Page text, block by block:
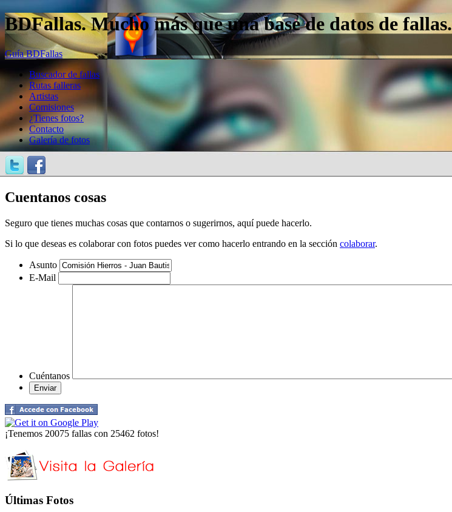
BDFallas. Mucho más que una base de datos de fallas.
Guía BDFallas
Buscador de fallas
Rutas falleras
Artistas
Comisiones
¿Tienes fotos?
Contacto
Galería de fotos
Cuentanos cosas
Seguro que tienes muchas cosas que contarnos o sugerirnos, aquí puede hacerlo.
Si lo que deseas es colaborar con fotos puedes ver como hacerlo entrando en la sección colaborar.
Asunto
E-Mail
Cuéntanos
¡Tenemos 20075 fallas con 25462 fotos!
Últimas Fotos